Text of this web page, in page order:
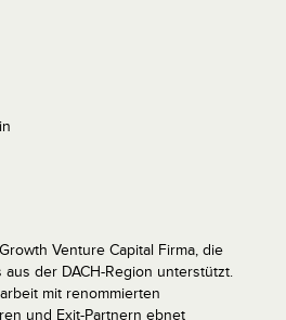
Venture Capital Firma, die
der DACH-Region unterstützt.
mit renommierten
und Exit-Partnern ebnet